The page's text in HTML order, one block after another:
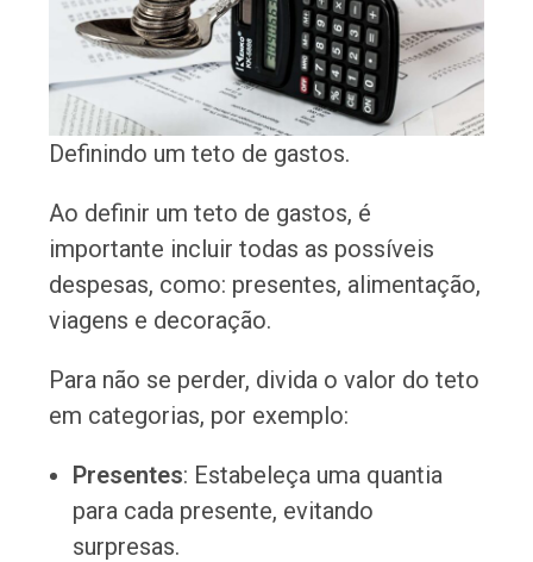
Definindo um teto de gastos.
Ao definir um teto de gastos, é
importante incluir todas as possíveis
despesas, como: presentes, alimentação,
viagens e decoração.
Para não se perder, divida o valor do teto
em categorias, por exemplo:
Presentes: Estabeleça uma quantia
para cada presente, evitando
surpresas.